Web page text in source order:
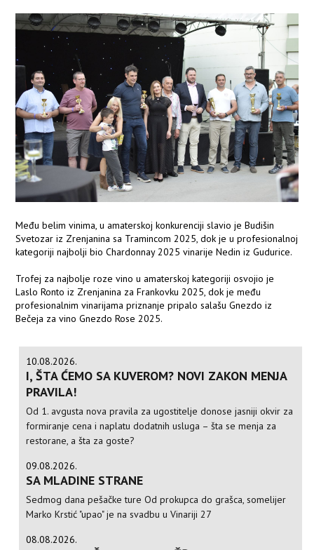
Među belim vinima, u amaterskoj konkurenciji slavio je Budišin
Svetozar iz Zrenjanina sa Tramincom 2025, dok je u profesionalnoj
kategoriji najbolji bio Chardonnay 2025 vinarije Nedin iz Gudurice.
Trofej za najbolje roze vino u amaterskoj kategoriji osvojio je
Laslo Ronto iz Zrenjanina za Frankovku 2025, dok je među
profesionalnim vinarijama priznanje pripalo salašu Gnezdo iz
Bečeja za vino Gnezdo Rose 2025.
10.08.2026.
I, ŠTA ĆEMO SA KUVEROM? NOVI ZAKON MENJA
PRAVILA!
Od 1. avgusta nova pravila za ugostitelje donose jasniji okvir za
formiranje cena i naplatu dodatnih usluga – šta se menja za
restorane, a šta za goste?
09.08.2026.
SA MLADINE STRANE
Sedmog dana pešačke ture Od prokupca do grašca, somelijer
Marko Krstić "upao" je na svadbu u Vinariji 27
08.08.2026.